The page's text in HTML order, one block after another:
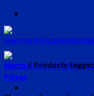
Skip
to
content
Home /Products
Filter